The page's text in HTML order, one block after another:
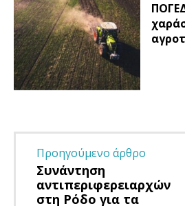
Προηγούμενο άρθρο
Συνάντηση
αντιπεριφερειαρχών
στη Ρόδο για τα